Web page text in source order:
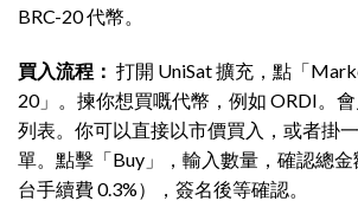
BRC-20 代幣。
買入流程： 打開 UniSat 擴充，點「
20」。揀你想買嘅代幣，例如 ORDI。
列表。你可以直接以市價買入，或者掛
單。點擊「Buy」，輸入數量，確認總
台手續費 0.3%），簽名後等確認。